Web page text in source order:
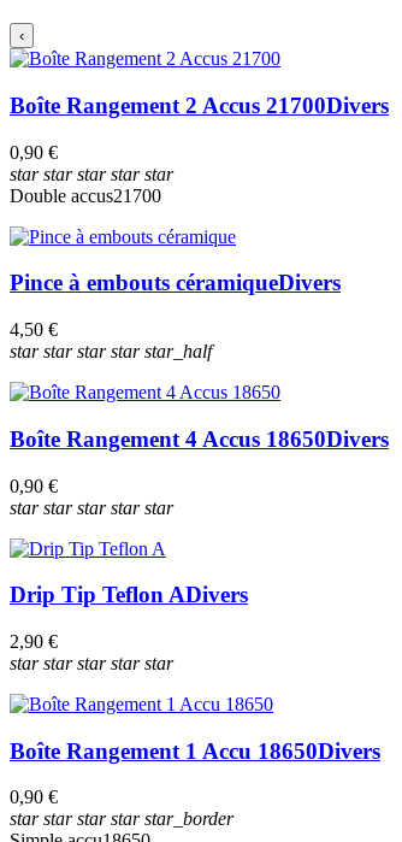
‹
Boîte Rangement 2 Accus 21700Divers
0,90 €
starstarstarstarstar
Double accus21700
Pince à embouts céramiqueDivers
4,50 €
starstarstarstarstar_half
Boîte Rangement 4 Accus 18650Divers
0,90 €
starstarstarstarstar
Drip Tip Teflon ADivers
2,90 €
starstarstarstarstar
Boîte Rangement 1 Accu 18650Divers
0,90 €
starstarstarstarstar_border